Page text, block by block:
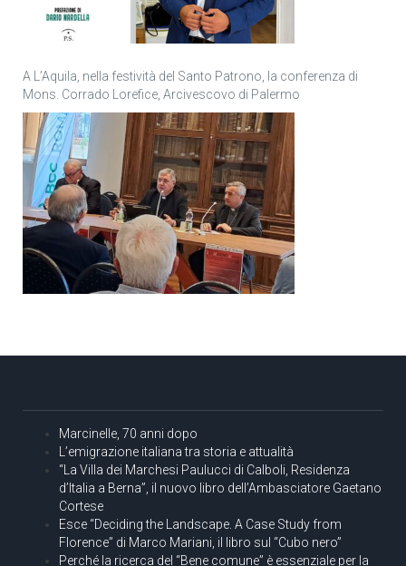
A L’Aquila, nella festività del Santo Patrono, la conferenza di
Mons. Corrado Lorefice, Arcivescovo di Palermo
Marcinelle, 70 anni dopo
L’emigrazione italiana tra storia e attualità
“La Villa dei Marchesi Paulucci di Calboli, Residenza
d’Italia a Berna”, il nuovo libro dell’Ambasciatore Gaetano
Cortese
Esce “Deciding the Landscape. A Case Study from
Florence” di Marco Mariani, il libro sul “Cubo nero”
Perché la ricerca del “Bene comune” è essenziale per la